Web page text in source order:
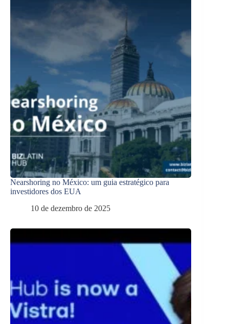
Nearshoring no México: um guia estratégico para
investidores dos EUA
10 de dezembro de 2025